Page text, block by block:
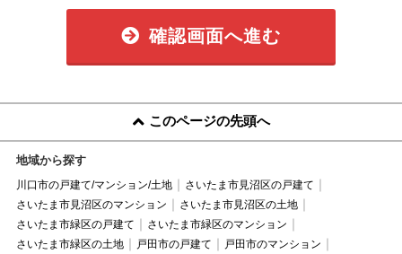
確認画面へ進む
このページの先頭へ
地域から探す
川口市の戸建て/マンション/土地
さいたま市見沼区の戸建て
さいたま市見沼区のマンション
さいたま市見沼区の土地
さいたま市緑区の戸建て
さいたま市緑区のマンション
さいたま市緑区の土地
戸田市の戸建て
戸田市のマンション